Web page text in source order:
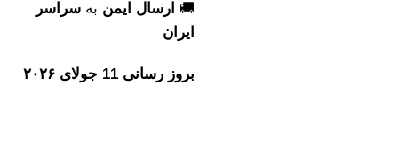
🚚 ارسال ایمن به سراسر
ایران
بروز رسانی 11 جولای ۲۰۲۶